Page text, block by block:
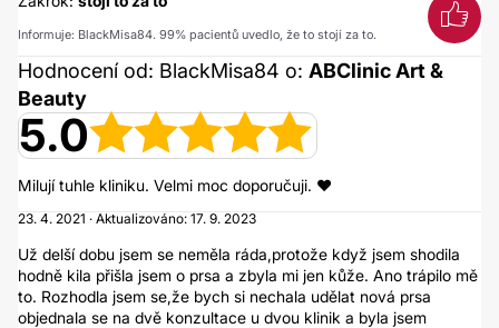
Informuje: BlackMisa84. 99% pacientů uvedlo, že to stojí za to.
Hodnocení od: BlackMisa84 o: ABClinic Art &
Beauty
5.0
Milují tuhle kliniku. Velmi moc doporučuji. ❤
23. 4. 2021 · Aktualizováno: 17. 9. 2023
Už delší dobu jsem se neměla ráda,protože když jsem shodila
hodně kila přišla jsem o prsa a zbyla mi jen kůže. Ano trápilo mě
to. Rozhodla jsem se,že bych si nechala udělat nová prsa
objednala se na dvě konzultace u dvou klinik a byla jsem